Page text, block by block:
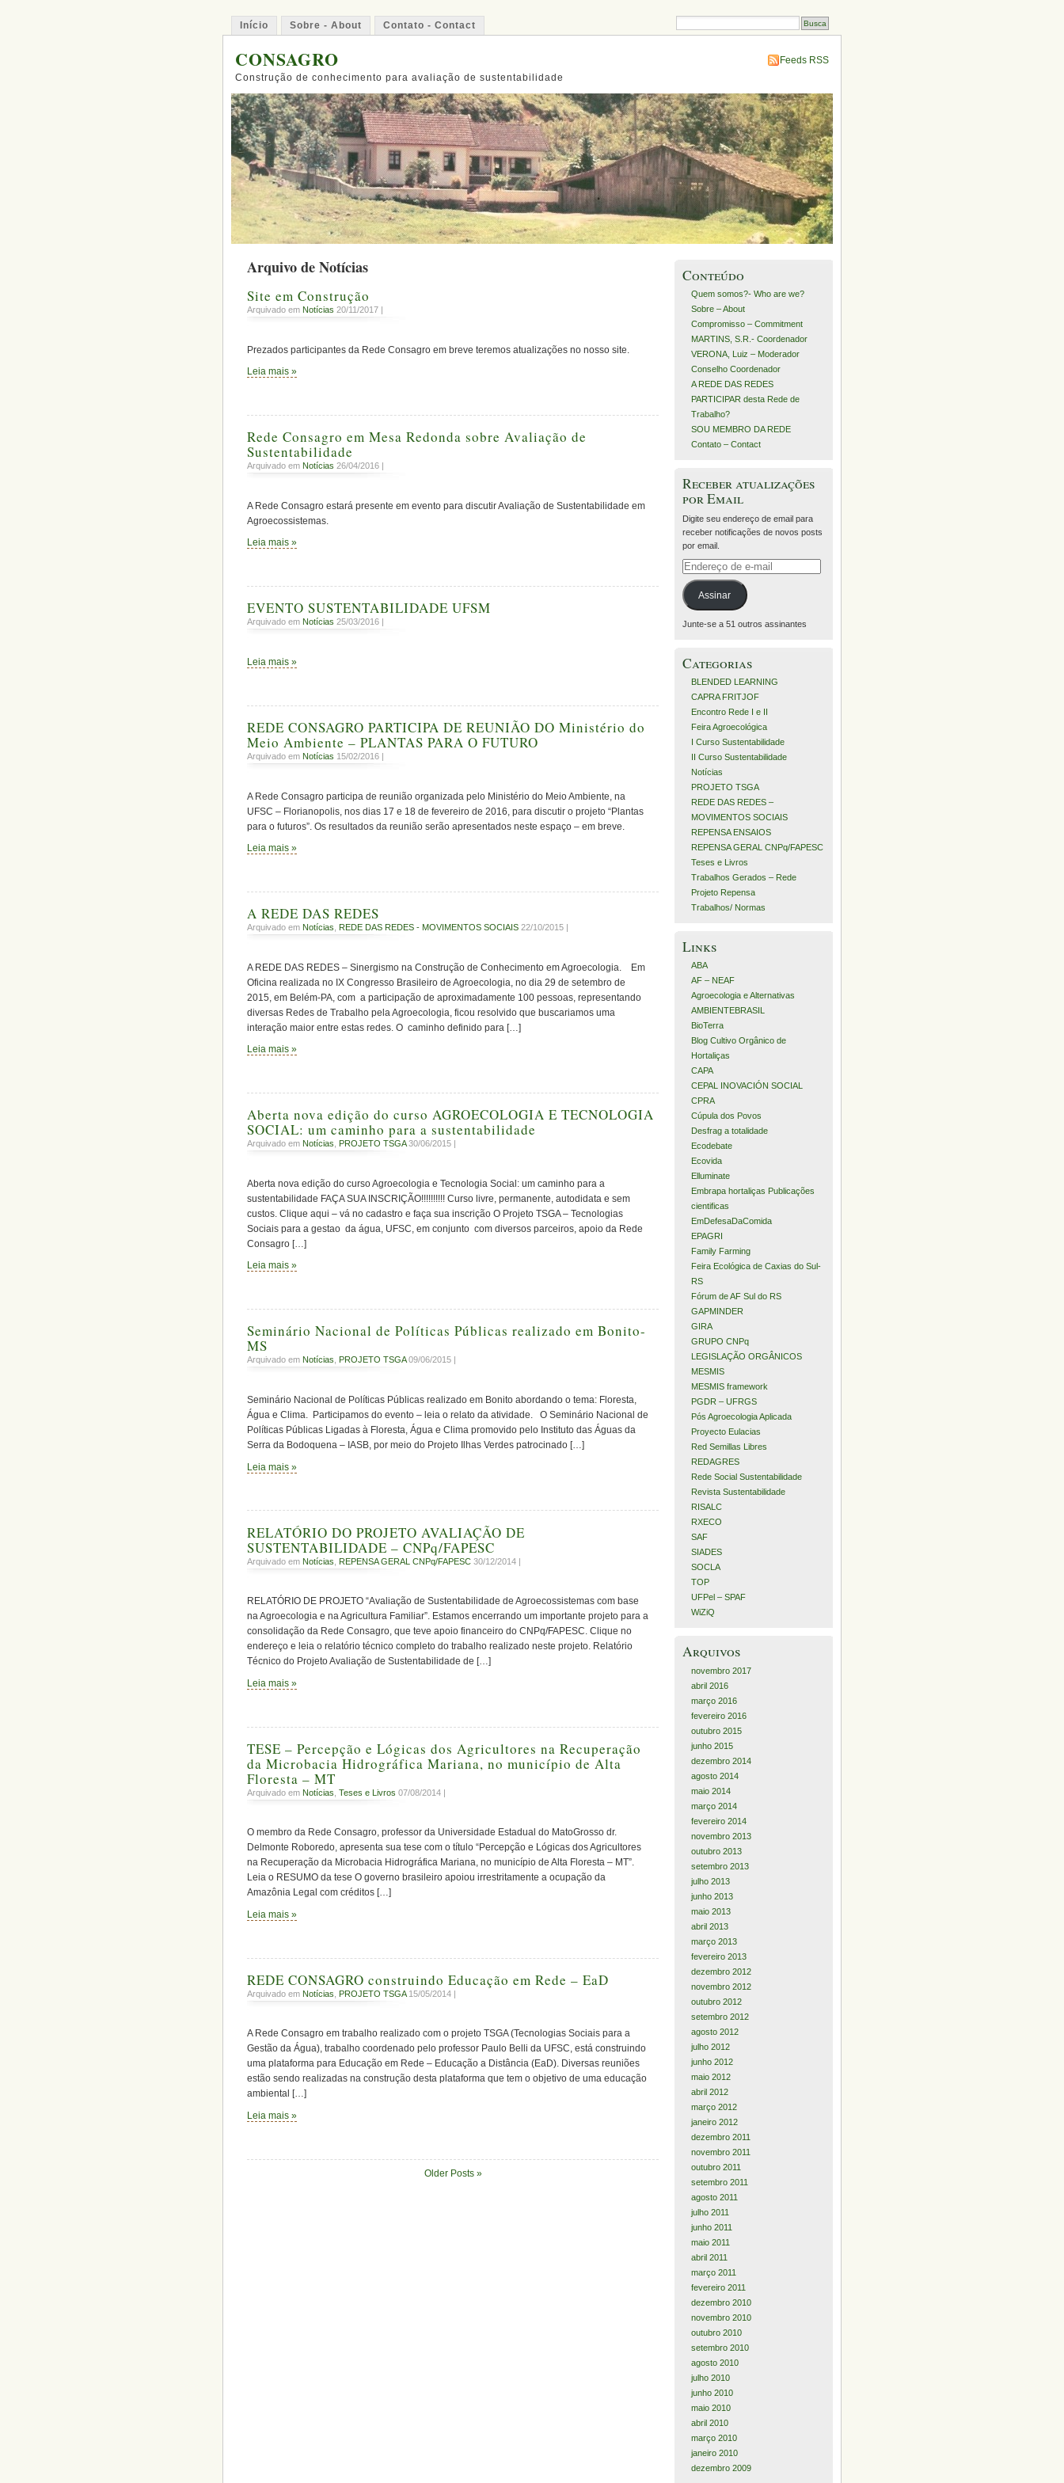
Início Sobre - About Contato - Contact
CONSAGRO
Construção de conhecimento para avaliação de sustentabilidade
Feeds RSS
Arquivo de Notícias
Site em Construção
Arquivado em Notícias 20/11/2017 |
Prezados participantes da Rede Consagro em breve teremos atualizações no nosso site.
Leia mais »
Rede Consagro em Mesa Redonda sobre Avaliação de
Sustentabilidade
Arquivado em Notícias 26/04/2016 |
A Rede Consagro estará presente em evento para discutir Avaliação de Sustentabilidade em
Agroecossistemas.
Leia mais »
EVENTO SUSTENTABILIDADE UFSM
Arquivado em Notícias 25/03/2016 |
Leia mais »
REDE CONSAGRO PARTICIPA DE REUNIÃO DO Ministério do
Meio Ambiente – PLANTAS PARA O FUTURO
Arquivado em Notícias 15/02/2016 |
A Rede Consagro participa de reunião organizada pelo Ministério do Meio Ambiente, na
UFSC – Florianopolis, nos dias 17 e 18 de fevereiro de 2016, para discutir o projeto “Plantas
para o futuros”. Os resultados da reunião serão apresentados neste espaço – em breve.
Leia mais »
A REDE DAS REDES
Arquivado em Notícias REDE DAS REDES - MOVIMENTOS SOCIAIS 22/10/2015 |
A REDE DAS REDES – Sinergismo na Construção de Conhecimento em Agroecologia. Em
Oficina realizada no IX Congresso Brasileiro de Agroecologia, no dia 29 de setembro de
2015, em Belém-PA, com a participação de aproximadamente 100 pessoas, representando
diversas Redes de Trabalho pela Agroecologia, ficou resolvido que buscariamos uma
interação maior entre estas redes. O caminho definido para […]
Leia mais »
Aberta nova edição do curso AGROECOLOGIA E TECNOLOGIA
SOCIAL: um caminho para a sustentabilidade
Arquivado em Notícias PROJETO TSGA30/06/2015 |
Aberta nova edição do curso Agroecologia e Tecnologia Social: um caminho para a
sustentabilidade FAÇA SUA INSCRIÇÃO!!!!!!!!!! Curso livre, permanente, autodidata e sem
custos. Clique aqui – vá no cadastro e faça sua inscrição O Projeto TSGA – Tecnologias
Sociais para a gestao da água, UFSC, em conjunto com diversos parceiros, apoio da Rede
Consagro […]
Leia mais »
Seminário Nacional de Políticas Públicas realizado em Bonito-
MS
Arquivado em Notícias PROJETO TSGA09/06/2015 |
Seminário Nacional de Políticas Públicas realizado em Bonito abordando o tema: Floresta,
Água e Clima. Participamos do evento – leia o relato da atividade. O Seminário Nacional de
Políticas Públicas Ligadas à Floresta, Água e Clima promovido pelo Instituto das Águas da
Serra da Bodoquena – IASB, por meio do Projeto Ilhas Verdes patrocinado […]
Leia mais »
RELATÓRIO DO PROJETO AVALIAÇÃO DE
SUSTENTABILIDADE – CNPq/FAPESC
Arquivado em Notícias REPENSA GERAL CNPq/FAPESC 30/12/2014 |
RELATÓRIO DE PROJETO “Avaliação de Sustentabilidade de Agroecossistemas com base
na Agroecologia e na Agricultura Familiar”. Estamos encerrando um importante projeto para a
consolidação da Rede Consagro, que teve apoio financeiro do CNPq/FAPESC. Clique no
endereço e leia o relatório técnico completo do trabalho realizado neste projeto. Relatório
Técnico do Projeto Avaliação de Sustentabilidade de […]
Leia mais »
TESE – Percepção e Lógicas dos Agricultores na Recuperação
da Microbacia Hidrográfica Mariana, no município de Alta
Floresta – MT
Arquivado em Notícias Teses e Livros 07/08/2014 |
O membro da Rede Consagro, professor da Universidade Estadual do MatoGrosso dr.
Delmonte Roboredo, apresenta sua tese com o título “Percepção e Lógicas dos Agricultores
na Recuperação da Microbacia Hidrográfica Mariana, no município de Alta Floresta – MT”.
Leia o RESUMO da tese O governo brasileiro apoiou irrestritamente a ocupação da
Amazônia Legal com créditos […]
Leia mais »
REDE CONSAGRO construindo Educação em Rede – EaD
Arquivado em Notícias PROJETO TSGA15/05/2014 |
A Rede Consagro em trabalho realizado com o projeto TSGA (Tecnologias Sociais para a
Gestão da Água), trabalho coordenado pelo professor Paulo Belli da UFSC, está construindo
uma plataforma para Educação em Rede – Educação a Distância (EaD). Diversas reuniões
estão sendo realizadas na construção desta plataforma que tem o objetivo de uma educação
ambiental […]
Leia mais »
Older Posts »
Conteúdo
Quem somos?- Who are we?
Sobre – About
Compromisso – Commitment
MARTINS, S.R.- Coordenador
VERONA, Luiz – Moderador
Conselho Coordenador
A REDE DAS REDES
PARTICIPAR desta Rede de
Trabalho?
SOU MEMBRO DA REDE
Contato – Contact
Receber atualizações
por Email
Digite seu endereço de email para
receber notificações de novos posts
por email.
Endereço
e-
mail
Assinar
Junte-se a 51 outros assinantes
Categorias
BLENDED LEARNING
CAPRA FRITJOF
Encontro Rede I e II
Feira Agroecológica
I Curso Sustentabilidade
II Curso Sustentabilidade
Notícias
PROJETO TSGA
REDE DAS REDES –
MOVIMENTOS SOCIAIS
REPENSA ENSAIOS
REPENSA GERAL CNPq/FAPESC
Teses e Livros
Trabalhos Gerados – Rede
Projeto Repensa
Trabalhos/ Normas
Links
ABA
AF – NEAF
Agroecologia e Alternativas
AMBIENTEBRASIL
BioTerra
Blog Cultivo Orgânico de
Hortaliças
CAPA
CEPAL INOVACIÓN SOCIAL
CPRA
Cúpula dos Povos
Desfrag a totalidade
Ecodebate
Ecovida
Elluminate
Embrapa hortaliças Publicações
cientificas
EmDefesaDaComida
EPAGRI
Family Farming
Feira Ecológica de Caxias do Sul-
RS
Fórum de AF Sul do RS
GAPMINDER
GIRA
GRUPO CNPq
LEGISLAÇÃO ORGÂNICOS
MESMIS
MESMIS framework
PGDR – UFRGS
Pós Agroecologia Aplicada
Proyecto Eulacias
Red Semillas Libres
REDAGRES
Rede Social Sustentabilidade
Revista Sustentabilidade
RISALC
RXECO
SAF
SIADES
SOCLA
TOP
UFPel – SPAF
WiZiQ
Arquivos
novembro 2017
abril 2016
março 2016
fevereiro 2016
outubro 2015
junho 2015
dezembro 2014
agosto 2014
maio 2014
março 2014
fevereiro 2014
novembro 2013
outubro 2013
setembro 2013
julho 2013
junho 2013
maio 2013
abril 2013
março 2013
fevereiro 2013
dezembro 2012
novembro 2012
outubro 2012
setembro 2012
agosto 2012
julho 2012
junho 2012
maio 2012
abril 2012
março 2012
janeiro 2012
dezembro 2011
novembro 2011
outubro 2011
setembro 2011
agosto 2011
julho 2011
junho 2011
maio 2011
abril 2011
março 2011
fevereiro 2011
dezembro 2010
novembro 2010
outubro 2010
setembro 2010
agosto 2010
julho 2010
junho 2010
maio 2010
abril 2010
março 2010
janeiro 2010
dezembro 2009